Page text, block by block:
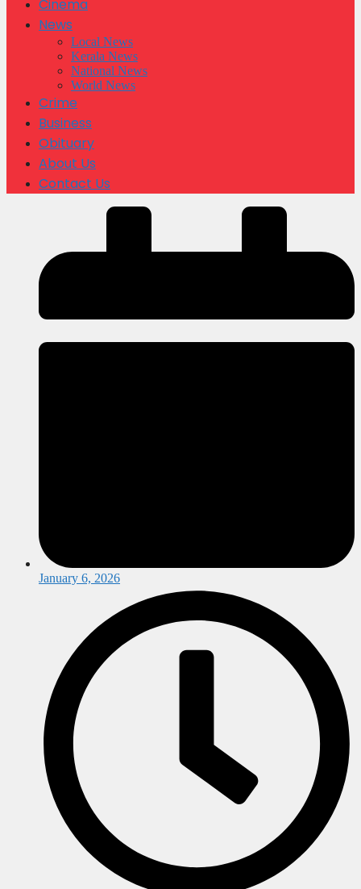
Cinema
News
Local News
Kerala News
National News
World News
Crime
Business
Obituary
About Us
Contact Us
January 6, 2026